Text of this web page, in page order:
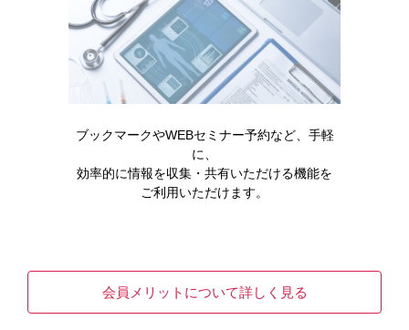
スタット）に関する最新情報や適正使用情報な…
READ MORE
医療安全 Q&A 製品情報 腎性貧血
ブックマークやWEBセミナー予約など、手軽
に、
効率的に情報を収集・共有いただける機能を
ご利用いただけます。
会員メリットについて詳しく見る